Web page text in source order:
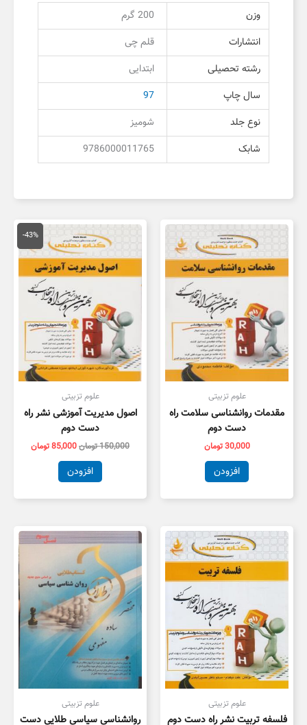
وزن
200 گرم
انتشارات
قلم چی
رشته تحصیلی
ابتدایی
سال چاپ
97
نوع جلد
شومیز
شابک
9786000011765
علوم تزبیتی
مقدمات روانشناسی سلامت راه
دست دوم
30,000تومان
افزودن
-43%
علوم تزبیتی
اصول مدیریت آموزشی نشر راه
دست دوم
150,000تومان
قیمت
اصلی
150,000 تومان
بود.
85,000تومان
قیمت
فعلی
است.
افزودن
علوم تزبیتی
فلسفه تربیت نشر راه دست دوم
علوم تزبیتی
روانشناسی سیاسی طلایی دست